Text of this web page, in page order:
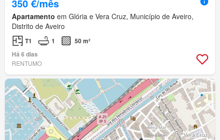
350 €/mês
Apartamento em Glória e Vera Cruz, Município de Aveiro,
Distrito de Aveiro
T1 1
50 m²
Há 6 dias
RENTUMO